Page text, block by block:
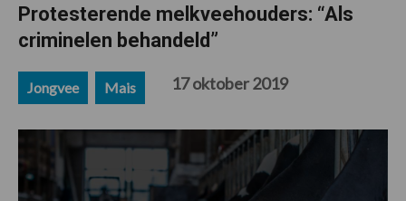
Protesterende melkveehouders: “Als
criminelen behandeld”
Jongvee Mais 17 oktober 2019